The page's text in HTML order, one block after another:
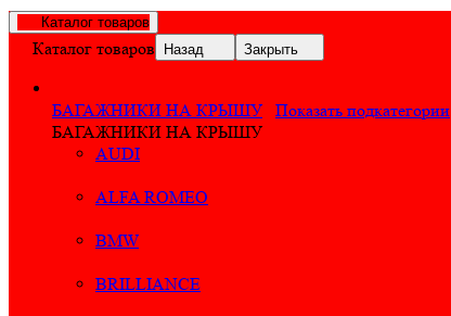
Каталог товаров
Каталог товаров Назад Закрыть
БАГАЖНИКИ НА КРЫШУ
Показать подкатегории
БАГАЖНИКИ НА КРЫШУ
AUDI
ALFA ROMEO
BMW
BRILLIANCE